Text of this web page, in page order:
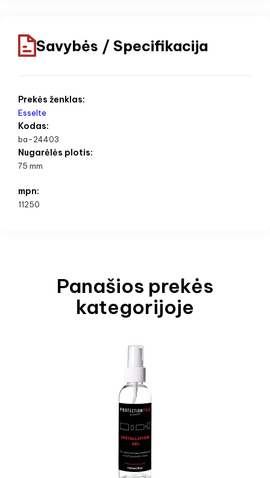
Savybės / Specifikacija
Prekės ženklas:
Esselte
Kodas:
ba-24403
Nugarėlės plotis:
75 mm
mpn:
11250
Panašios prekės
kategorijoje